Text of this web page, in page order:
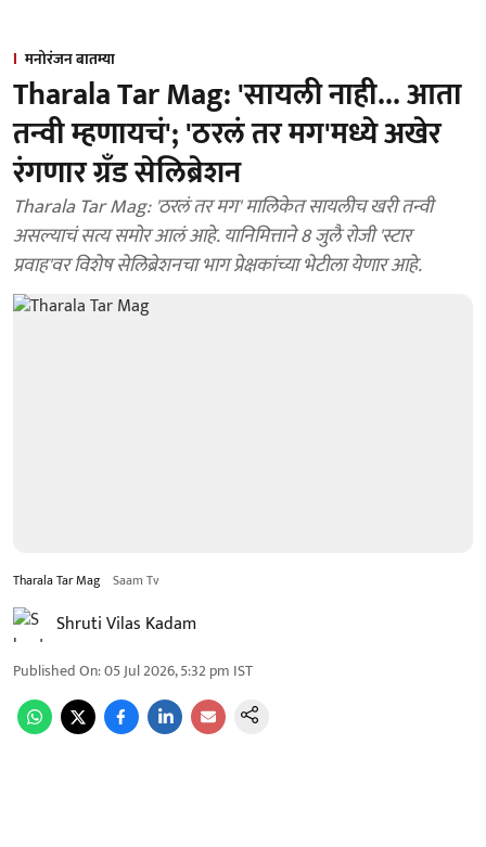
मनोरंजन बातम्या
Tharala Tar Mag: 'सायली नाही... आता
तन्वी म्हणायचं'; 'ठरलं तर मग'मध्ये अखेर
रंगणार ग्रँड सेलिब्रेशन
Tharala Tar Mag: 'ठरलं तर मग' मालिकेत सायलीच खरी तन्वी
असल्याचं सत्य समोर आलं आहे. यानिमित्ताने 8 जुलै रोजी 'स्टार
प्रवाह'वर विशेष सेलिब्रेशनचा भाग प्रेक्षकांच्या भेटीला येणार आहे.
Tharala Tar Mag Saam Tv
Shruti Vilas Kadam
Published On:05 Jul 2026, 5:32 pm IST